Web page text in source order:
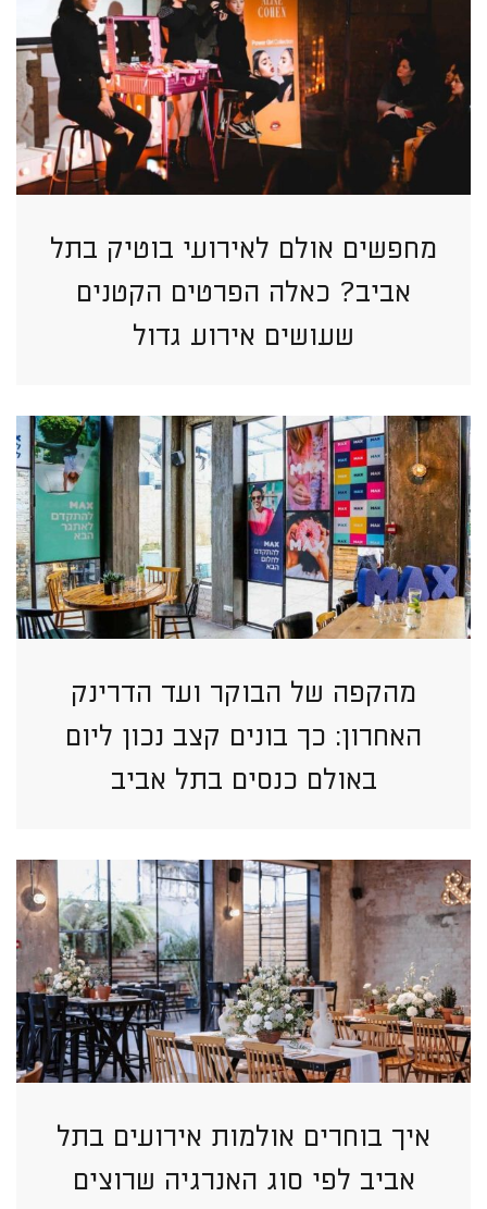
מחפשים אולם לאירועי בוטיק בתל
אביב? כאלה הפרטים הקטנים
שעושים אירוע גדול
מהקפה של הבוקר ועד הדרינק
האחרון: כך בונים קצב נכון ליום
באולם כנסים בתל אביב
איך בוחרים אולמות אירועים בתל
אביב לפי סוג האנרגיה שרוצים